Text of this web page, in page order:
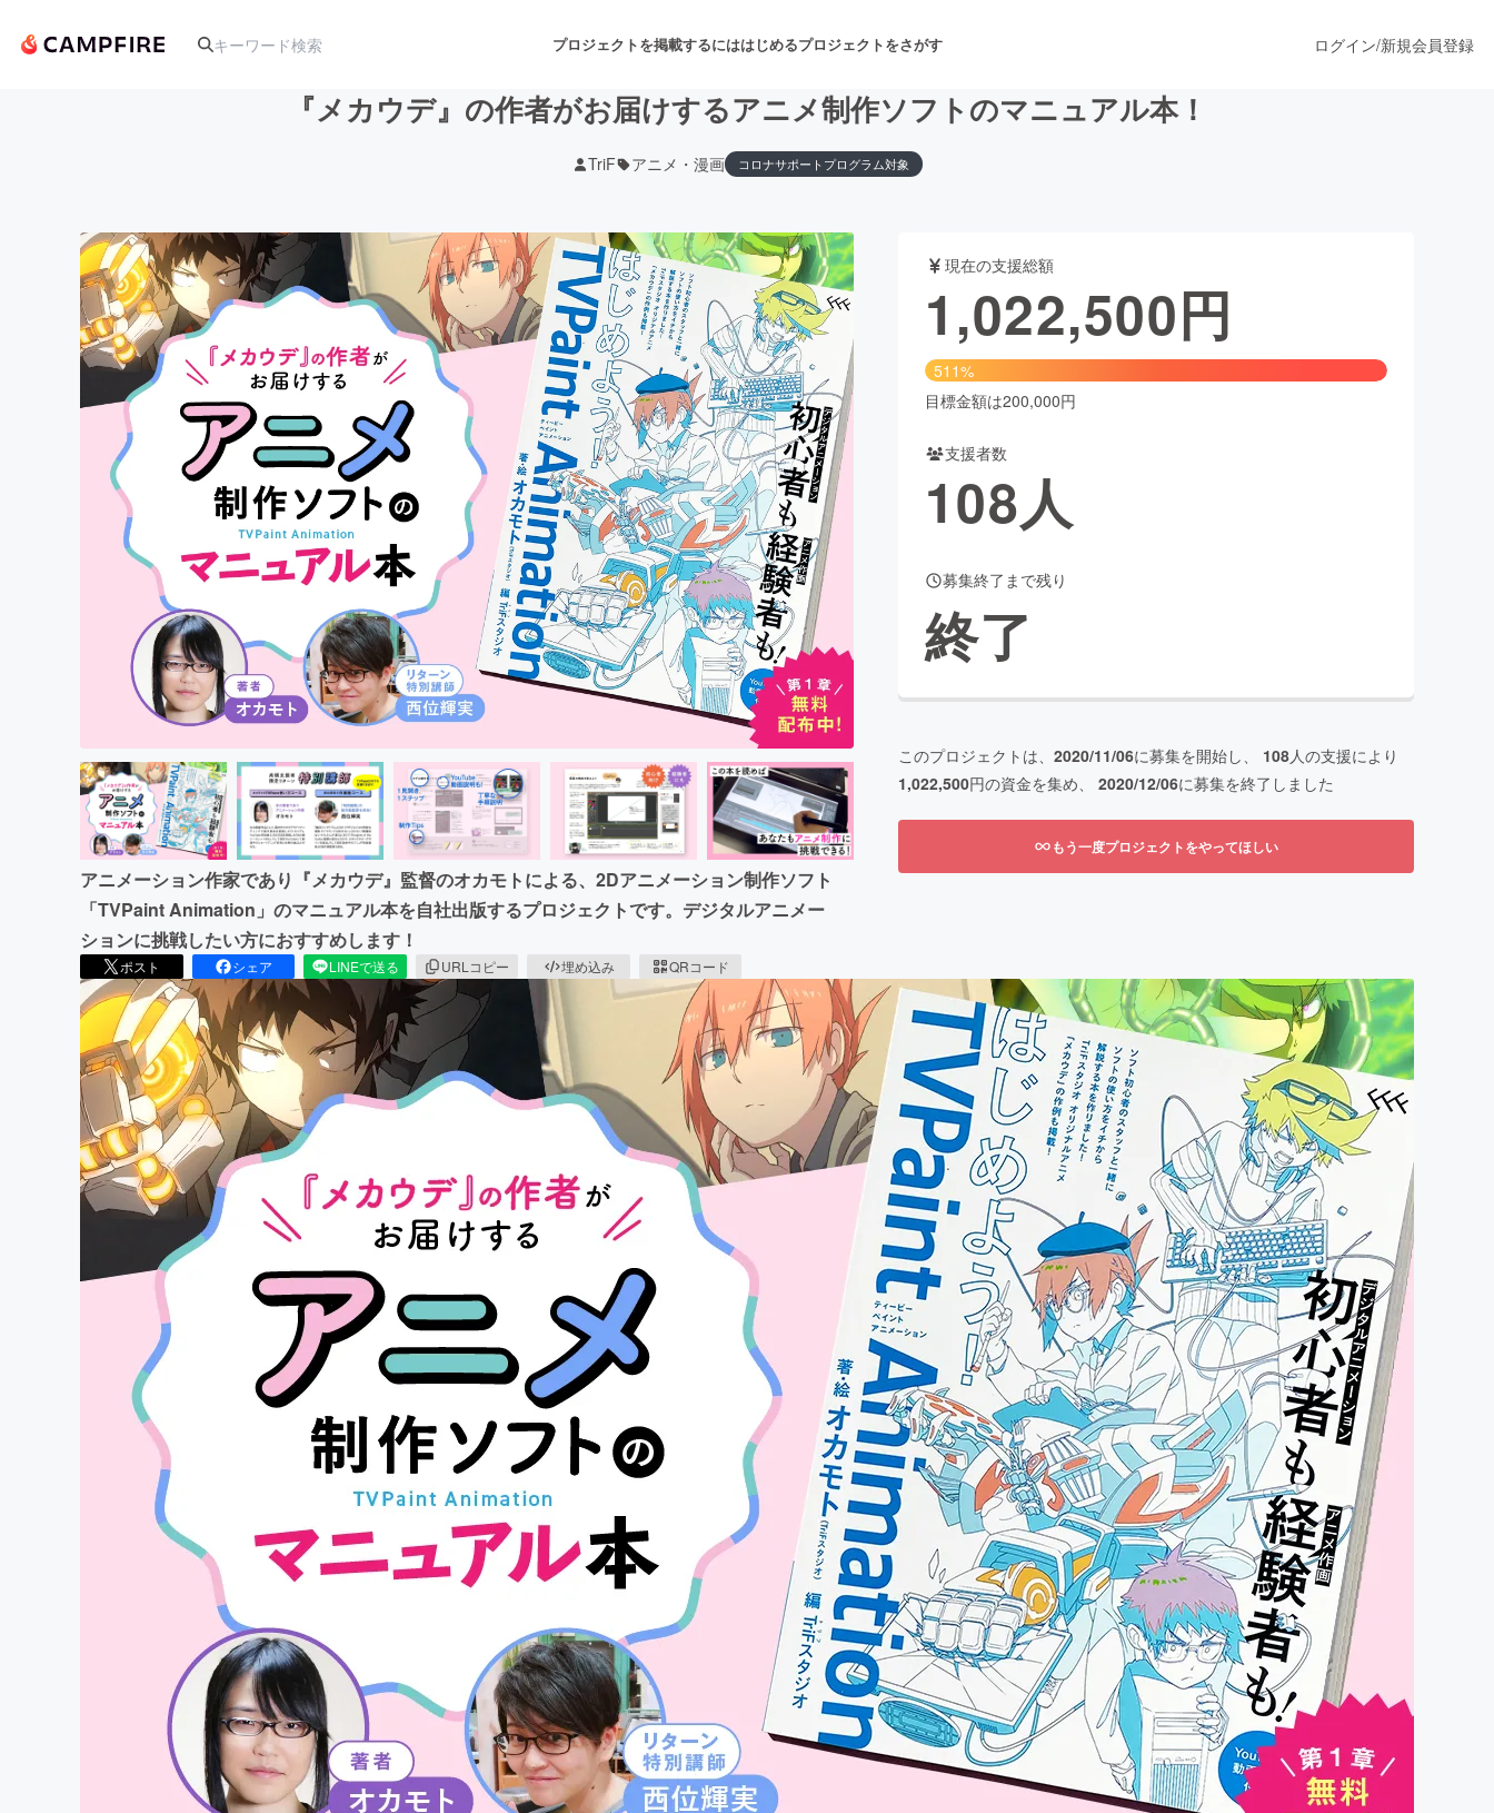
プロジェクトを掲載するにははじめるプロジェクトをさがす
アート・写真 音楽 舞台・パフォーマンス
テクノロジー・ガジェット ゲーム・サービス開発 フード・飲食店 ファッション
映像・映画 書籍・雑誌出版 アニメ・漫画
ビジネス・起業 チャレンジ ビューティー・ヘルスケア
まちづくり・地域活性化
CAMPFIRE for Social GoodCAMPFIRE Creation
CAMPFIREふるさと納税machi-ya
ログイン/新規会員登録
『メカウデ』の作者がお届けするアニメ制作ソフトのマニュアル本！
TriF アニメ・漫画 コロナサポートプログラム対象
アニメーション作家であり『メカウデ』監督のオカモトによる、2Dアニメーション制作ソフト
「TVPaint Animation」のマニュアル本を自社出版するプロジェクトです。デジタルアニメー
ションに挑戦したい方におすすめします！
ポスト シェア LINEで送る URLコピー 埋め込み QRコード
現在の支援総額
1,022,500円
511%
目標金額は200,000円
支援者数
108人
募集終了まで残り
終了
このプロジェクトは、 2020/11/06に募集を開始し、 108人の支援により
1,022,500円の資金を集め、 2020/12/06に募集を終了しました
もう一度プロジェクトをやってほしい